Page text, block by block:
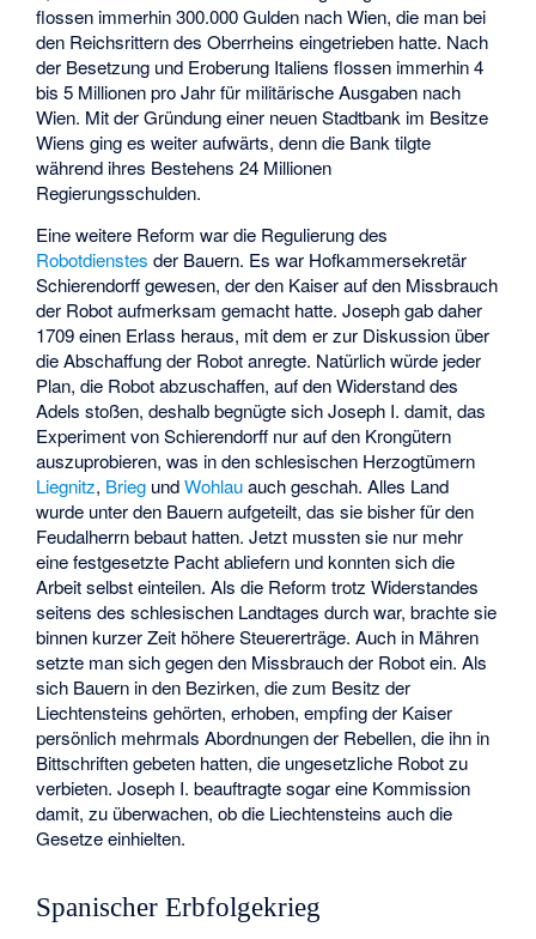
flossen immerhin 300.000 Gulden nach Wien, die man bei
den Reichsrittern des Oberrheins eingetrieben hatte. Nach
der Besetzung und Eroberung Italiens flossen immerhin 4
bis 5 Millionen pro Jahr für militärische Ausgaben nach
Wien. Mit der Gründung einer neuen Stadtbank im Besitze
Wiens ging es weiter aufwärts, denn die Bank tilgte
während ihres Bestehens 24 Millionen
Regierungsschulden.
Eine weitere Reform war die Regulierung des
Robotdienstes der Bauern. Es war Hofkammersekretär
Schierendorff gewesen, der den Kaiser auf den Missbrauch
der Robot aufmerksam gemacht hatte. Joseph gab daher
1709 einen Erlass heraus, mit dem er zur Diskussion über
die Abschaffung der Robot anregte. Natürlich würde jeder
Plan, die Robot abzuschaffen, auf den Widerstand des
Adels stoßen, deshalb begnügte sich Joseph I. damit, das
Experiment von Schierendorff nur auf den Krongütern
auszuprobieren, was in den schlesischen Herzogtümern
Liegnitz, Brieg undWohlauauch geschah. Alles Land
wurde unter den Bauern aufgeteilt, das sie bisher für den
Feudalherrn bebaut hatten. Jetzt mussten sie nur mehr
eine festgesetzte Pacht abliefern und konnten sich die
Arbeit selbst einteilen. Als die Reform trotz Widerstandes
seitens des schlesischen Landtages durch war, brachte sie
binnen kurzer Zeit höhere Steuererträge. Auch in Mähren
setzte man sich gegen den Missbrauch der Robot ein. Als
sich Bauern in den Bezirken, die zum Besitz der
Liechtensteins gehörten, erhoben, empfing der Kaiser
persönlich mehrmals Abordnungen der Rebellen, die ihn in
Bittschriften gebeten hatten, die ungesetzliche Robot zu
verbieten. Joseph I. beauftragte sogar eine Kommission
damit, zu überwachen, ob die Liechtensteins auch die
Gesetze einhielten.
Spanischer Erbfolgekrieg